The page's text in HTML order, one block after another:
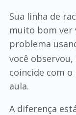
Sua linha de
muito bom ver
problema
você
coincide com
aula.
A diferença